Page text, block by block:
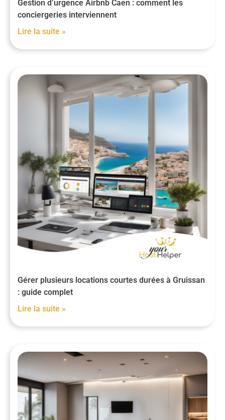
Gestion d’urgence Airbnb Caen : comment les
conciergeries interviennent
Lire la suite »
Gérer plusieurs locations courtes durées à Gruissan
: guide complet
Lire la suite »